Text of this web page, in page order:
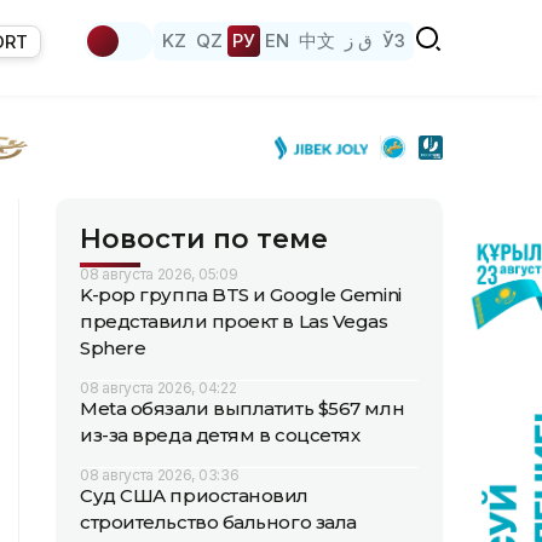
KZ QZ РУ EN 中文 ق ز ЎЗ
Новости по теме
08 августа 2026, 05:09
K-pop группа BTS и Google Gemini
представили проект в Las Vegas
Sphere
08 августа 2026, 04:22
Meta обязали выплатить $567 млн
из-за вреда детям в соцсетях
08 августа 2026, 03:36
Суд США приостановил
строительство бального зала